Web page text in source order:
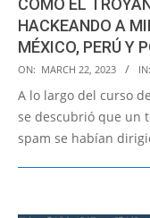
COMO EL
HACKEANDO A
MÉXICO, PERÚ Y
2023-
03-
22
ON: MARCH 22, 2023 IN:
A lo largo del curso
se descubrió que un
spam se habían